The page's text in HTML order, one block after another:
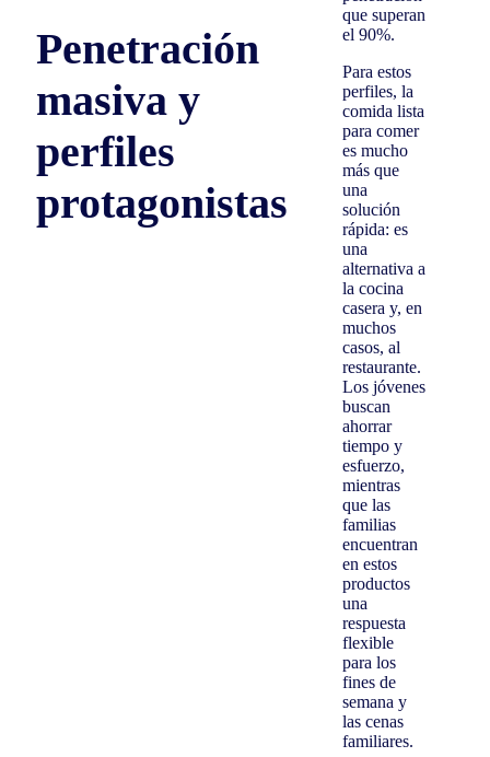
Penetración
masiva y
perfiles
protagonistas
que superan
el 90%.
Para estos
perfiles, la
comida lista
para comer
es mucho
más que
una
solución
rápida: es
una
alternativa a
la cocina
casera y, en
muchos
casos, al
restaurante.
Los jóvenes
buscan
ahorrar
tiempo y
esfuerzo,
mientras
que las
familias
encuentran
en estos
productos
una
respuesta
flexible
para los
fines de
semana y
las cenas
familiares.